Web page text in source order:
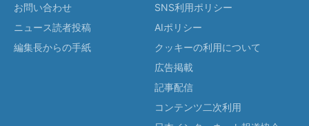
お問い合わせ
ニュース読者投稿
編集長からの手紙
SNS利用ポリシー
AIポリシー
クッキーの利用について
広告掲載
記事配信
コンテンツ二次利用